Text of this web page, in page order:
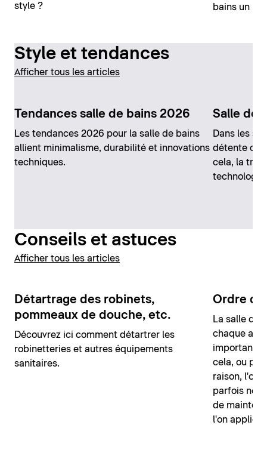
style ?
bains un
Style et tendances
Afficher tous les articles
Tendances salle de bains 2026
Les tendances 2026 pour la salle de bains
allient minimalisme, durabilité et innovations
techniques.
Salle de
Dans les
détente
cela, la
technologie
Conseils et astuces
Afficher tous les articles
Détartrage des robinets,
pommeaux de douche, etc.
Découvrez ici comment détartrer les
robinetteries et autres équipements
sanitaires.
Ordre
La salle de
chaque
important
cela, ou
raison,
parfois
de
l'on